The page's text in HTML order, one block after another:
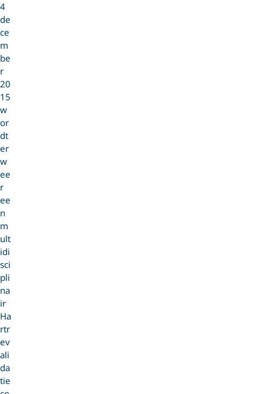
4
de
ce
m
be
r
20
15
w
or
dt
er
w
ee
r
ee
n
m
ult
idi
sci
pli
na
ir
Ha
rtr
ev
ali
da
tie